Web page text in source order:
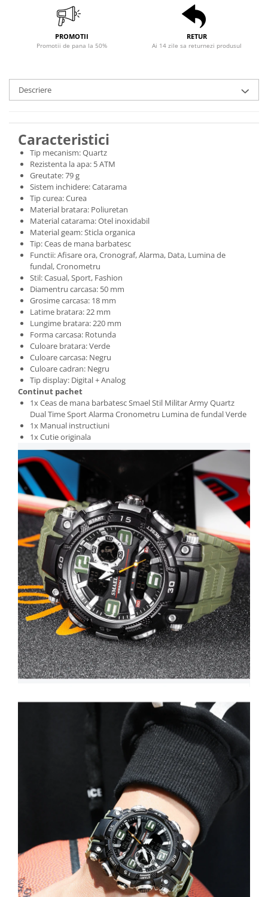
PROMOTII
Promotii de pana la 50%
RETUR
Ai 14 zile sa returnezi produsul
Descriere
Caracteristici
Tip mecanism: Quartz
Rezistenta la apa: 5 ATM
Greutate: 79 g
Sistem inchidere: Catarama
Tip curea: Curea
Material bratara: Poliuretan
Material catarama: Otel inoxidabil
Material geam: Sticla organica
Tip: Ceas de mana barbatesc
Functii: Afisare ora, Cronograf, Alarma, Data, Lumina de
fundal, Cronometru
Stil: Casual, Sport, Fashion
Diamentru carcasa: 50 mm
Grosime carcasa: 18 mm
Latime bratara: 22 mm
Lungime bratara: 220 mm
Forma carcasa: Rotunda
Culoare bratara: Verde
Culoare carcasa: Negru
Culoare cadran: Negru
Tip display: Digital + Analog
Continut pachet
1x Ceas de mana barbatesc Smael Stil Militar Army Quartz
Dual Time Sport Alarma Cronometru Lumina de fundal Verde
1x Manual instructiuni
1x Cutie originala